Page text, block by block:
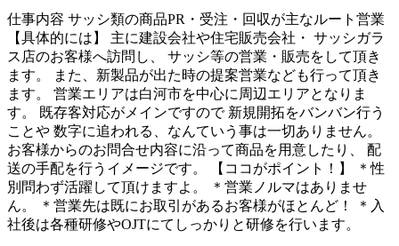
仕事内容 サッシ類の商品PR・受注・回収が主なルート営業
【具体的には】 主に建設会社や住宅販売会社・ サッシガラ
ス店のお客様へ訪問し、 サッシ等の営業・販売をして頂き
ます。 また、新製品が出た時の提案営業なども行って頂き
ます。 営業エリアは白河市を中心に周辺エリアとなりま
す。 既存客対応がメインですので 新規開拓をバンバン行う
ことや 数字に追われる、なんていう事は一切ありません。
お客様からのお問合せ内容に沿って商品を用意したり、 配
送の手配を行うイメージです。 【ココがポイント！】 ＊性
別問わず活躍して頂けますよ。 ＊営業ノルマはありませ
ん。 ＊営業先は既にお取引があるお客様がほとんど！ ＊入
社後は各種研修やOJTにてしっかりと研修を行います。